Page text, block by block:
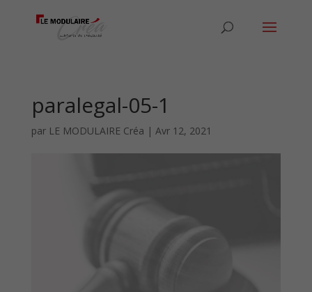
paralegal-05-1
par LE MODULAIRE Créa | Avr 12, 2021